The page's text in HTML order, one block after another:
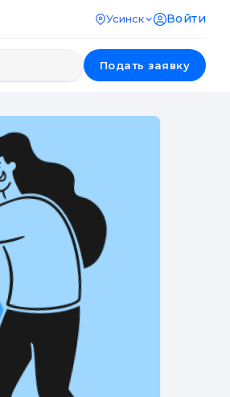
Усинск Войти
Подать заявку